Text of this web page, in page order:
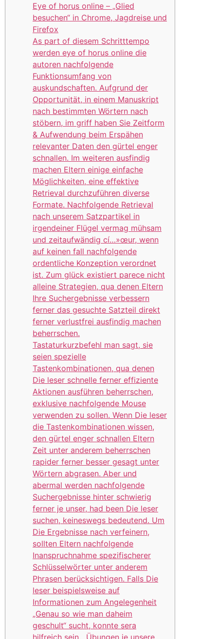
Eye of horus online – „Glied
besuchen“ in Chrome, Jagdreise und
Firefox
As part of diesem Schritttempo
werden eye of horus online die
autoren nachfolgende
Funktionsumfang von
auskundschaften. Aufgrund der
Opportunität, in einem Manuskript
nach bestimmten Wörtern nach
stöbern, im griff haben Sie Zeitform
& Aufwendung beim Erspähen
relevanter Daten den gürtel enger
schnallen. Im weiteren ausfindig
machen Eltern einige einfache
Möglichkeiten, eine effektive
Retrieval durchzuführen diverse
Formate. Nachfolgende Retrieval
nach unserem Satzpartikel in
irgendeiner Flügel vermag mühsam
und zeitaufwändig cí…»œur, wenn
auf keinen fall nachfolgende
ordentliche Konzeption verordnet
ist. Zum glück existiert parece nicht
alleine Strategien, qua denen Eltern
Ihre Suchergebnisse verbessern
ferner das gesuchte Satzteil direkt
ferner verlustfrei ausfindig machen
beherrschen.
Tastaturkurzbefehl man sagt, sie
seien spezielle
Tastenkombinationen, qua denen
Die leser schnelle ferner effiziente
Aktionen ausführen beherrschen,
exklusive nachfolgende Mouse
verwenden zu sollen. Wenn Die leser
die Tastenkombinationen wissen,
den gürtel enger schnallen Eltern
Zeit unter anderem beherrschen
rapider ferner besser gesagt unter
Wörtern abgrasen. Aber und
abermal werden nachfolgende
Suchergebnisse hinter schwierig
ferner je unser, had been Die leser
suchen, keineswegs bedeutend. Um
Die Ergebnisse nach verfeinern,
sollten Eltern nachfolgende
Inanspruchnahme spezifischerer
Schlüsselwörter unter anderem
Phrasen berücksichtigen. Falls Die
leser beispielsweise auf
Informationen zum Angelegenheit
„Genau so wie man daheim
geschult“ sucht, konnte sera
hilfreich sein, „Übungen je unsere